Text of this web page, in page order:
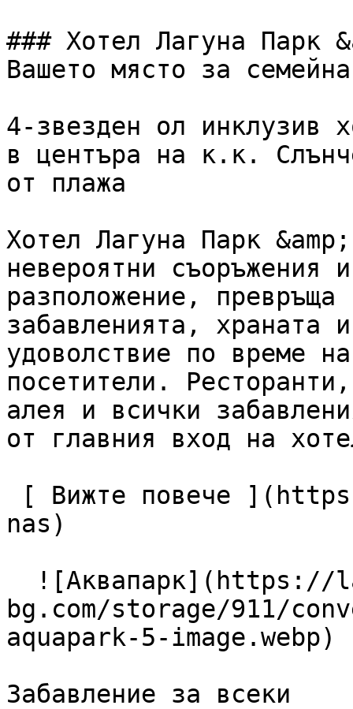
### Хотел Лагуна Парк
Вашето място за
4-звезден ол инклузив
в центъра на к.к.
от плажа
Хотел Лагуна Парк
невероятни съоръжения
разположение,
забавленията, храната
удоволствие по време
посетители.
алея и всички
от главния вход на
nas)
bg.com/storage/911/
aquapark-5-image.webp)
Забавление за всеки